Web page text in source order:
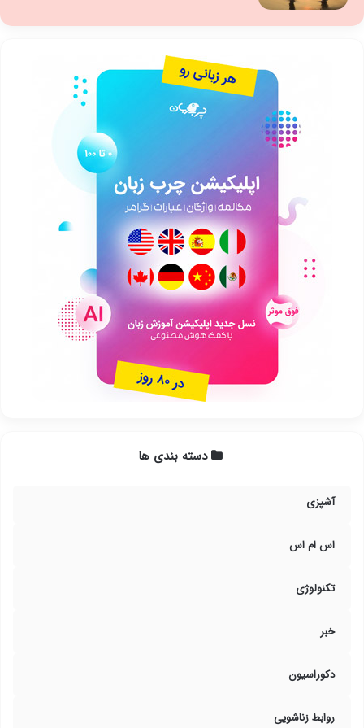
دسته بندی ها
آشپزی
اس ام اس
تکنولوژی
خبر
دکوراسیون
روابط زناشویی